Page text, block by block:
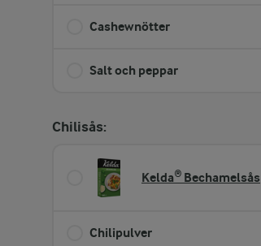
Cashewnötter
Salt och peppar
Chilisås:
Kelda® Bechamelsås
Chilipulver